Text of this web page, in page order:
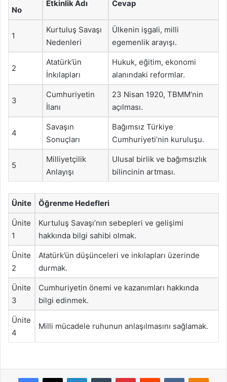
No
Etkinlik Adı Cevap
1
Kurtuluş Savaşı
Nedenleri
Ülkenin işgali, milli
egemenlik arayışı.
2
Atatürk’ün
İnkılapları
Hukuk, eğitim, ekonomi
alanındaki reformlar.
3
Cumhuriyetin
İlanı
23 Nisan 1920, TBMM’nin
açılması.
4
Savaşın
Sonuçları
Bağımsız Türkiye
Cumhuriyeti’nin kuruluşu.
5
Milliyetçilik
Anlayışı
Ulusal birlik ve bağımsızlık
bilincinin artması.
Ünite Öğrenme Hedefleri
Ünite
1
Kurtuluş Savaşı’nın sebepleri ve gelişimi
hakkında bilgi sahibi olmak.
Ünite
2
Atatürk’ün düşünceleri ve inkılapları üzerinde
durmak.
Ünite
3
Cumhuriyetin önemi ve kazanımları hakkında
bilgi edinmek.
Ünite
4
Milli mücadele ruhunun anlaşılmasını sağlamak.
Facebook
X LinkedInTumblr PinterestReddit VKontakte